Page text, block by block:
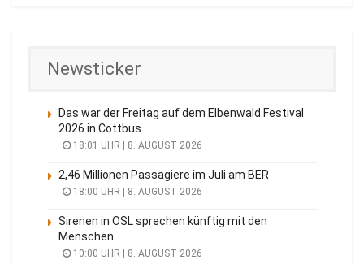
Newsticker
Das war der Freitag auf dem Elbenwald Festival
2026 in Cottbus
18:01 UHR | 8. AUGUST 2026
2,46 Millionen Passagiere im Juli am BER
18:00 UHR | 8. AUGUST 2026
Sirenen in OSL sprechen künftig mit den
Menschen
10:00 UHR | 8. AUGUST 2026